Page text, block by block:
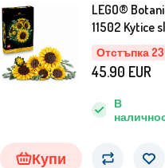
Отстъпка
LEGO®
11502 Kytice
В
45.90 EUR
Купи